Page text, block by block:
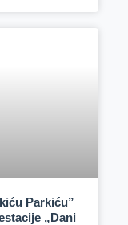
Parkiću”
„Dani